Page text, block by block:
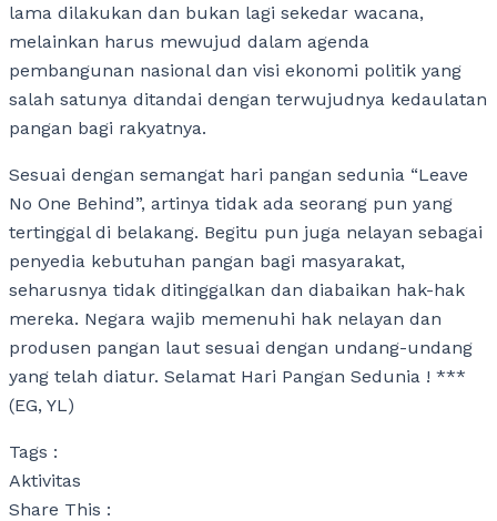
lama dilakukan dan bukan lagi sekedar wacana,
melainkan harus mewujud dalam agenda
pembangunan nasional dan visi ekonomi politik yang
salah satunya ditandai dengan terwujudnya kedaulatan
pangan bagi rakyatnya.
Sesuai dengan semangat hari pangan sedunia “Leave
No One Behind”, artinya tidak ada seorang pun yang
tertinggal di belakang. Begitu pun juga nelayan sebagai
penyedia kebutuhan pangan bagi masyarakat,
seharusnya tidak ditinggalkan dan diabaikan hak-hak
mereka. Negara wajib memenuhi hak nelayan dan
produsen pangan laut sesuai dengan undang-undang
yang telah diatur. Selamat Hari Pangan Sedunia ! ***
(EG, YL)
Tags :
Aktivitas
Share This :